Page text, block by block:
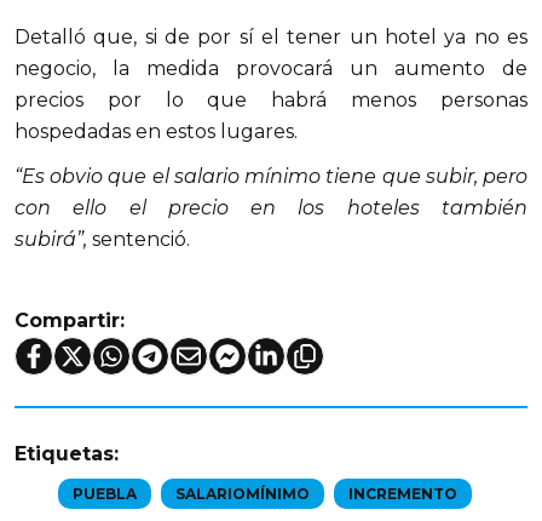
Detalló que, si de por sí el tener un hotel ya no es
negocio, la medida provocará un aumento de
precios por lo que habrá menos personas
hospedadas en estos lugares.
“Es obvio que el salario mínimo tiene que subir, pero
con ello el precio en los hoteles también
subirá”, sentenció.
Compartir:
Etiquetas:
PUEBLA SALARIOMÍNIMO INCREMENTO